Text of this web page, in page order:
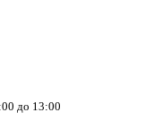
до 13:00